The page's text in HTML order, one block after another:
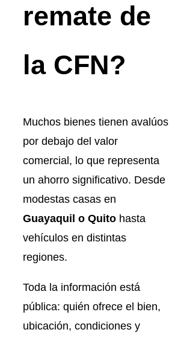
remate de
la CFN?
Muchos bienes tienen avalúos
por debajo del valor
comercial, lo que representa
un ahorro significativo. Desde
modestas casas en
Guayaquil o Quito hasta
vehículos en distintas
regiones.
Toda la información está
pública: quién ofrece el bien,
ubicación, condiciones y